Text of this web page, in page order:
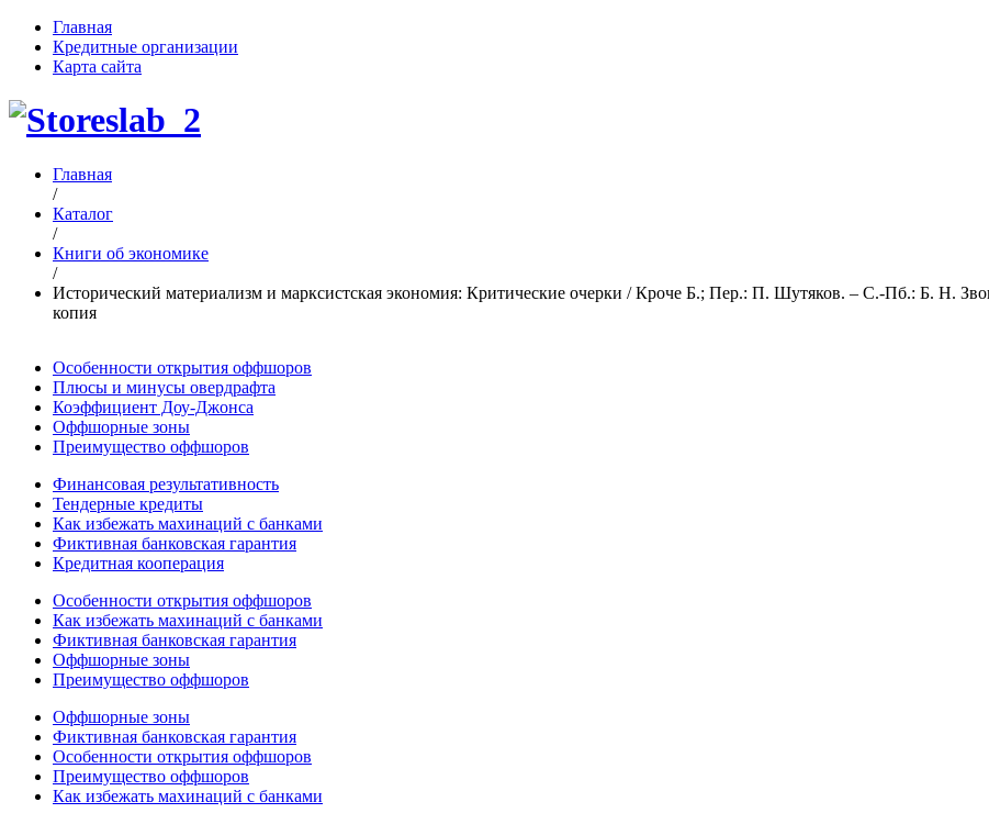
Главная
Кредитные организации
Карта сайта
Главная
/
Каталог
/
Книги об экономике
/
Исторический материализм и марксистская экономия: Критические очерки / Кроче Б.; Пер.: П. Шутяков. – С.-Пб.: Б. Н.
копия
Особенности открытия оффшоров
Плюсы и минусы овердрафта
Коэффициент Доу-Джонса
Оффшорные зоны
Преимущество оффшоров
Финансовая результативность
Тендерные кредиты
Как избежать махинаций с банками
Фиктивная банковская гарантия
Кредитная кооперация
Особенности открытия оффшоров
Как избежать махинаций с банками
Фиктивная банковская гарантия
Оффшорные зоны
Преимущество оффшоров
Оффшорные зоны
Фиктивная банковская гарантия
Особенности открытия оффшоров
Преимущество оффшоров
Как избежать махинаций с банками